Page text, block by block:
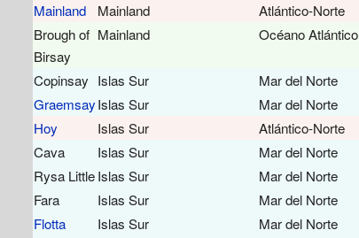
Mainland Mainland Atlántico-Norte
Brough of
Birsay
Mainland Océano Atlántico
Copinsay Islas Sur Mar del Norte
GraemsayIslas Sur Mar del Norte
Hoy Islas Sur Atlántico-Norte
Cava Islas Sur Mar del Norte
Rysa Little Islas Sur Mar del Norte
Fara Islas Sur Mar del Norte
Flotta Islas Sur Mar del Norte